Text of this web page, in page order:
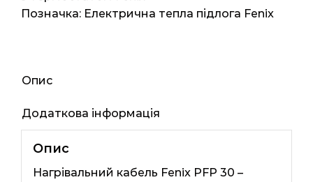
30
Позначка: Електрична тепла підлога Fenix
Опис
Додаткова інформація
Опис
Нагрівальний кабель Fenix ​​PFP 30 –